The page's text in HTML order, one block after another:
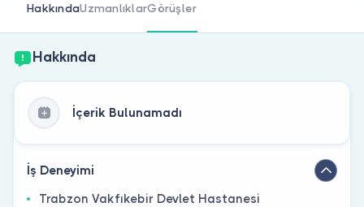
HakkındaUzmanlıklarGörüşler
Hakkında
İçerik Bulunamadı
İş Deneyimi
Trabzon Vakfıkebir Devlet Hastanesi